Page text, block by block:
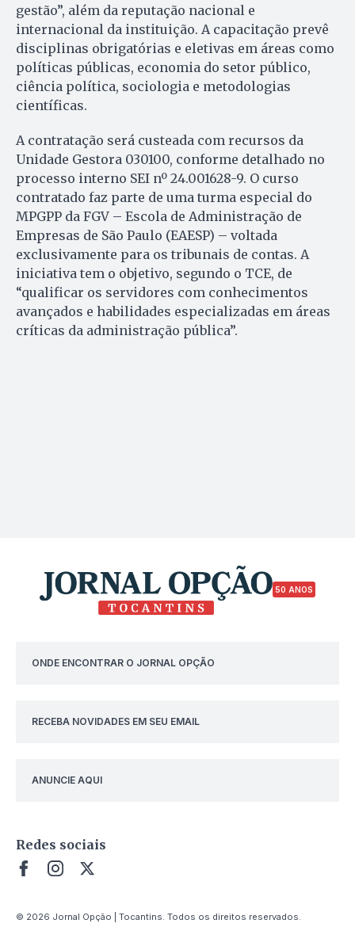
gestão”, além da reputação nacional e
internacional da instituição. A capacitação prevê
disciplinas obrigatórias e eletivas em áreas como
políticas públicas, economia do setor público,
ciência política, sociologia e metodologias
científicas.
A contratação será custeada com recursos da
Unidade Gestora 030100, conforme detalhado no
processo interno SEI nº 24.001628-9. O curso
contratado faz parte de uma turma especial do
MPGPP da FGV – Escola de Administração de
Empresas de São Paulo (EAESP) – voltada
exclusivamente para os tribunais de contas. A
iniciativa tem o objetivo, segundo o TCE, de
“qualificar os servidores com conhecimentos
avançados e habilidades especializadas em áreas
críticas da administração pública”.
50 ANOS
ONDE ENCONTRAR O JORNAL OPÇÃO
RECEBA NOVIDADES EM SEU EMAIL
ANUNCIE AQUI
Redes sociais
© 2026 Jornal Opção | Tocantins. Todos os direitos reservados.